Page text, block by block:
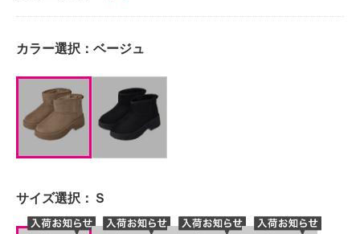
カラー選択： ベージュ
サイズ選択： Ｓ